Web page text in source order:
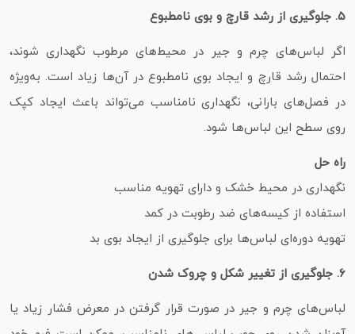
۵. جلوگیری از رشد قارچ و بوی نامطبوع
اگر لباس‌های چرم و جیر در محیط‌های مرطوب نگهداری شوند،
احتمال رشد قارچ و ایجاد بوی نامطبوع در آن‌ها زیاد است. به‌ویژه
در فصل‌های بارانی، نگهداری نامناسب می‌تواند باعث ایجاد کپک
روی سطح این لباس‌ها شود.
راه‌ حل
نگهداری در محیط خشک و دارای تهویه مناسب
استفاده از کیسه‌های ضد رطوبت در کمد
تهویه دوره‌ای لباس‌ها برای جلوگیری از ایجاد بوی بد
۶. جلوگیری از تغییر شکل و چروک شدن
لباس‌های چرم و جیر در صورت قرار گرفتن در معرض فشار زیاد یا